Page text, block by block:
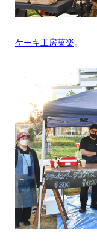
ケーキ工房菓楽。